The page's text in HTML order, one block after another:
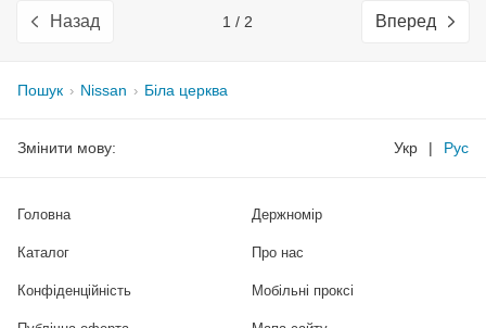
Назад 1 / 2 Вперед
Пошук Nissan Біла церква
Змінити мову: Укр | Рус
Головна
Каталог
Держномір
Про нас
Конфіденційність Мобільні проксі